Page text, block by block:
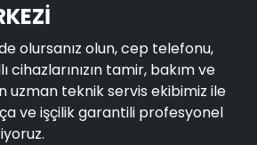
olursanız olun, cep telefonu,
cihazlarınızın tamir, bakım ve
uzman teknik servis ekibimiz ile
ve işçilik garantili profesyonel